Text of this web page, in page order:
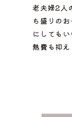
老夫婦2人
ち盛りの
にしても
熱費も抑え